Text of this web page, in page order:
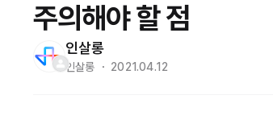
주의해야 할 점
인살롱
인살롱 ・ 2021.04.12